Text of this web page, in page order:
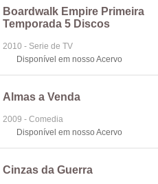
Boardwalk Empire Primeira
Temporada 5 Discos
2010 - Serie de TV
Disponível em nosso Acervo
Almas a Venda
2009 - Comedia
Disponível em nosso Acervo
Cinzas da Guerra